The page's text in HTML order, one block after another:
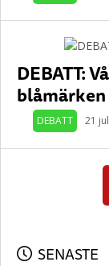
DEBATT:
blåmärken
DEBATT 21
SENASTE